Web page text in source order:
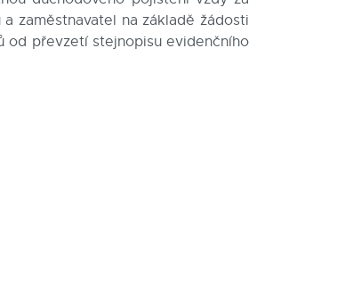
zaměstnavatel na základě žádosti
od převzetí stejnopisu evidenčního